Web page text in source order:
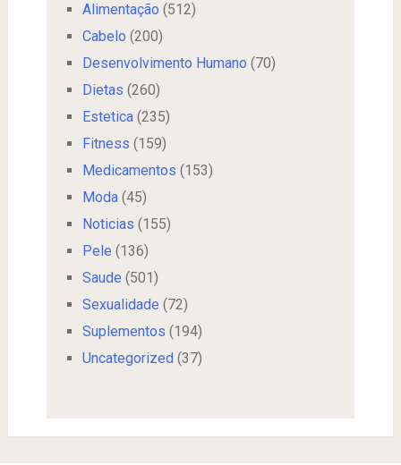
Alimentação (512)
Cabelo (200)
Desenvolvimento Humano (70)
Dietas (260)
Estetica(235)
Fitness (159)
Medicamentos (153)
Moda(45)
Noticias (155)
Pele (136)
Saude (501)
Sexualidade (72)
Suplementos (194)
Uncategorized (37)